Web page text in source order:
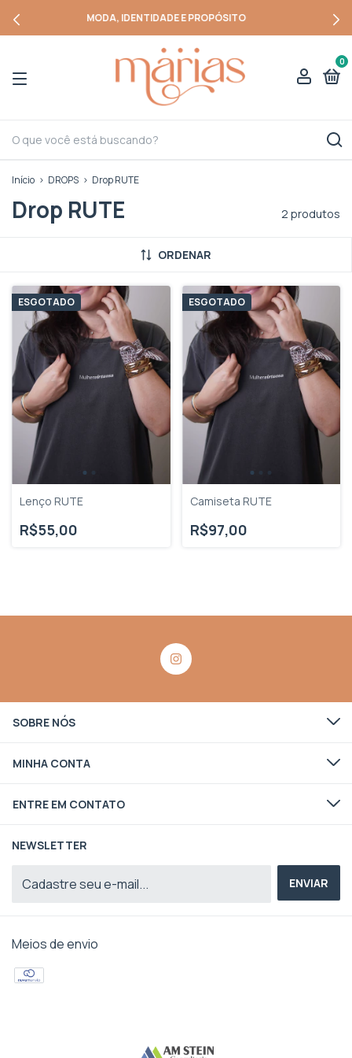
MODA, IDENTIDADE E PROPÓSITO
0
Início > DROPS > Drop RUTE
Drop RUTE 2 produtos
ORDENAR
ESGOTADO
Lenço RUTE
R$55,00
ESGOTADO
Camiseta RUTE
R$97,00
SOBRE NÓS
MINHA CONTA
ENTRE EM CONTATO
NEWSLETTER
Meios de envio